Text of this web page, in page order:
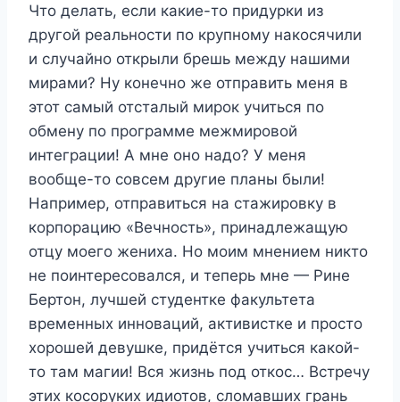
Что делать, если какие-то придурки из
другой реальности по крупному накосячили
и случайно открыли брешь между нашими
мирами? Ну конечно же отправить меня в
этот самый отсталый мирок учиться по
обмену по программе межмировой
интеграции! А мне оно надо? У меня
вообще-то совсем другие планы были!
Например, отправиться на стажировку в
корпорацию «Вечность», принадлежащую
отцу моего жениха. Но моим мнением никто
не поинтересовался, и теперь мне — Рине
Бертон, лучшей студентке факультета
временных инноваций, активистке и просто
хорошей девушке, придётся учиться какой-
то там магии! Вся жизнь под откос… Встречу
этих косоруких идиотов, сломавших грань